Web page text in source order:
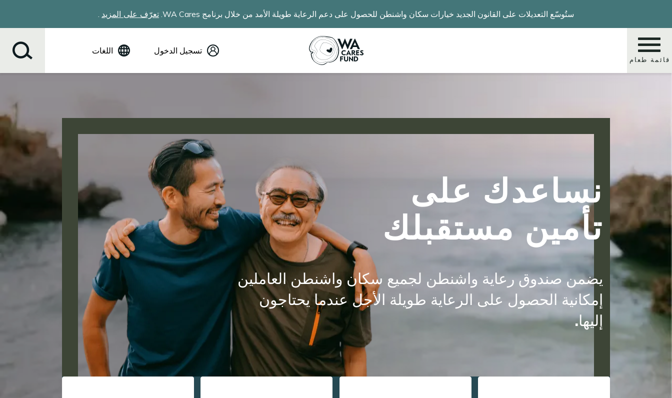
main
content
ستُوسّع التعديلات على القانون الجديد خيارات سكان واشنطن للحصول على دعم الرعاية طويلة الأمد من خلال برنامج WA Cares. تعرّف على المزيد .
قائمة طعام
تسجيل الدخول اللغات
Русский
ខ្មែរ
українська
Soomaali
ਪੰਜਾਬੀ
አማርኛ
فارسی، فارسی
ትግሪኛ
التاغالوغية
ພາສາລາວ
نساعدك على
تأمين مستقبلك
يضمن صندوق رعاية واشنطن لجميع سكان واشنطن العاملين
إمكانية الحصول على الرعاية طويلة الأجل عندما يحتاجون
إليها.